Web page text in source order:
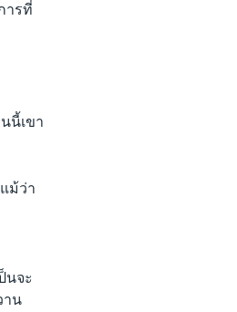
ารที่
นี้เขา
ม้ว่า
นจะ
าน